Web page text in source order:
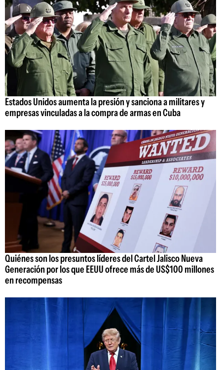
Estados Unidos aumenta la presión y sanciona a militares y
empresas vinculadas a la compra de armas en Cuba
Quiénes son los presuntos líderes del Cartel Jalisco Nueva
Generación por los que EEUU ofrece más de US$100 millones
en recompensas